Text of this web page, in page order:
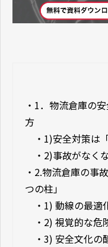
・ 1．物流倉庫の
方
・ 1)安全対策は
・ 2)事故がなく
・ 2.物流倉庫の事
つの柱」
・ 1) 動線の最適
・ 2) 視覚的な危
・ 3) 安全文化の